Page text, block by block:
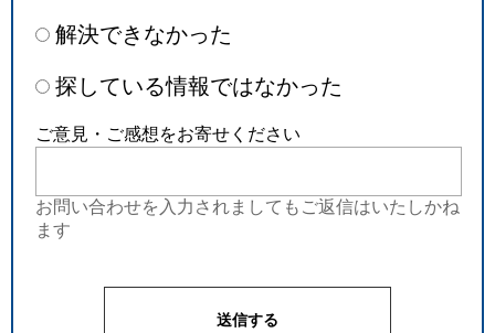
解決できなかった
探している情報ではなかった
ご意見・ご感想をお寄せください
お問い合わせを入力されましてもご返信はいたしかね
ます